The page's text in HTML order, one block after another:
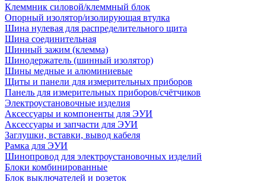
Клеммник силовой/клеммный блок
Опорный изолятор/изолирующая втулка
Шина нулевая для распределительного щита
Шина соединительная
Шинный зажим (клемма)
Шинодержатель (шинный изолятор)
Шины медные и алюминиевые
Щиты и панели для измерительных приборов
Панель для измерительных приборов/счётчиков
Электроустановочные изделия
Аксессуары и компоненты для ЭУИ
Аксессуары и запчасти для ЭУИ
Заглушки, вставки, вывод кабеля
Рамка для ЭУИ
Шинопровод для электроустановочных изделий
Блоки комбинированные
Блок выключателей и розеток